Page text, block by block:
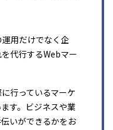
用だけでなく企
代行するWebマー
行っているマーケ
す。ビジネスや業
いができるかをお